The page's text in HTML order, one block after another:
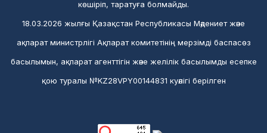
көшіріп, таратуға болмайды.
18.03.2026 жылғы Қазақстан Республикасы Мәдениет және
ақпарат министрлігі Ақпарат комитетінің мерзімді баспасөз
басылымын, ақпарат агенттігін және желілік басылымды есепке
қою туралы №KZ28VPY00144831 куәлігі берілген